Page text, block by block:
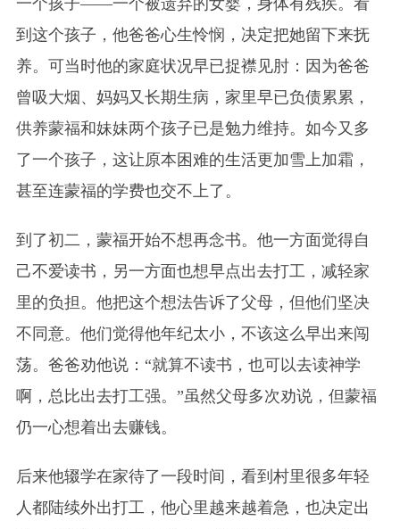
一个孩子——一个被遗弃的女婴，身体有残疾。看
到这个孩子，他爸爸心生怜悯，决定把她留下来抚
养。可当时他的家庭状况早已捉襟见肘：因为爸爸
曾吸大烟、妈妈又长期生病，家里早已负债累累，
供养蒙福和妹妹两个孩子已是勉力维持。如今又多
了一个孩子，这让原本困难的生活更加雪上加霜，
甚至连蒙福的学费也交不上了。
到了初二，蒙福开始不想再念书。他一方面觉得自
己不爱读书，另一方面也想早点出去打工，减轻家
里的负担。他把这个想法告诉了父母，但他们坚决
不同意。他们觉得他年纪太小，不该这么早出来闯
荡。爸爸劝他说：“就算不读书，也可以去读神学
啊，总比出去打工强。”虽然父母多次劝说，但蒙福
仍一心想着出去赚钱。
后来他辍学在家待了一段时间，看到村里很多年轻
人都陆续外出打工，他心里越来越着急，也决定出